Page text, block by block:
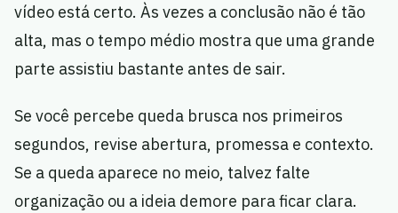
vídeo está certo. Às vezes a conclusão não é tão
alta, mas o tempo médio mostra que uma grande
parte assistiu bastante antes de sair.
Se você percebe queda brusca nos primeiros
segundos, revise abertura, promessa e contexto.
Se a queda aparece no meio, talvez falte
organização ou a ideia demore para ficar clara.